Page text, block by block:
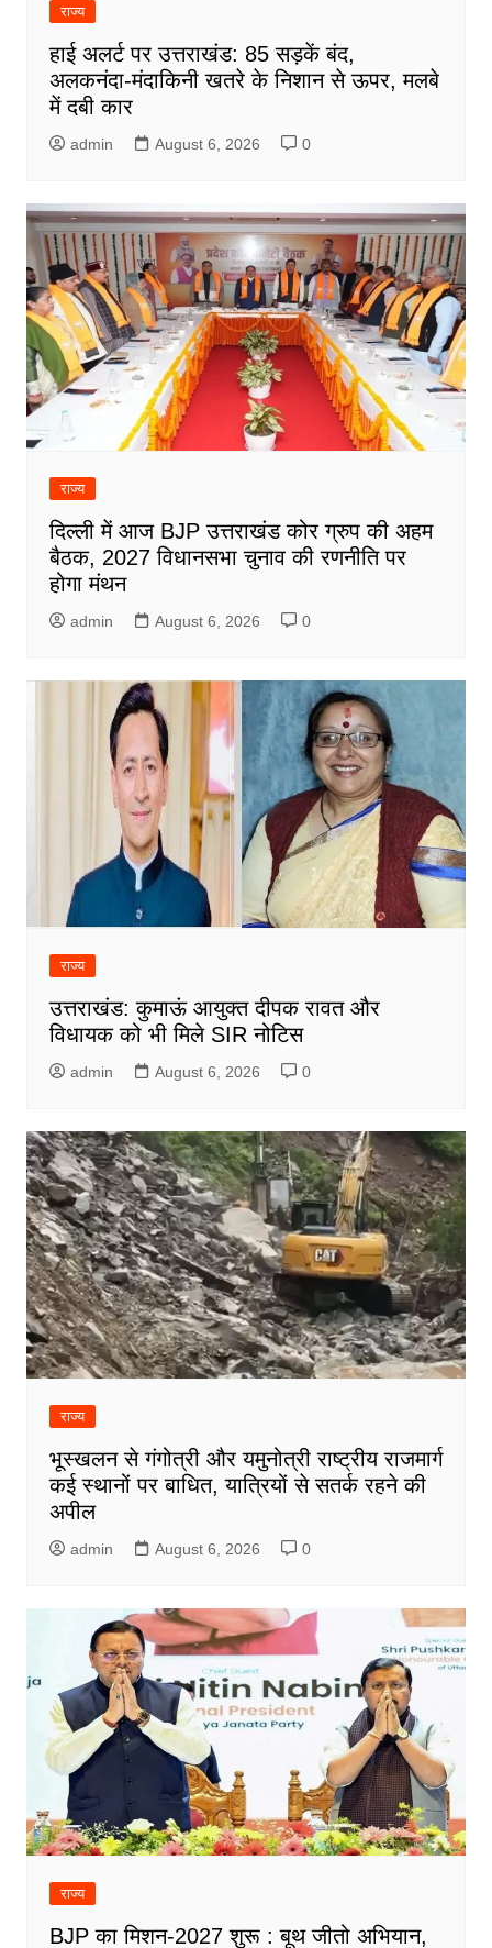
राज्य
हाई अलर्ट पर उत्तराखंड: 85 सड़कें बंद,
अलकनंदा-मंदाकिनी खतरे के निशान से ऊपर, मलबे
में दबी कार
admin August 6, 2026 0
राज्य
दिल्ली में आज BJP उत्तराखंड कोर ग्रुप की अहम
बैठक, 2027 विधानसभा चुनाव की रणनीति पर
होगा मंथन
admin August 6, 2026 0
राज्य
उत्तराखंड: कुमाऊं आयुक्त दीपक रावत और
विधायक को भी मिले SIR नोटिस
admin August 6, 2026 0
राज्य
भूस्खलन से गंगोत्री और यमुनोत्री राष्ट्रीय राजमार्ग
कई स्थानों पर बाधित, यात्रियों से सतर्क रहने की
अपील
admin August 6, 2026 0
राज्य
BJP का मिशन-2027 शुरू : बूथ जीतो अभियान,